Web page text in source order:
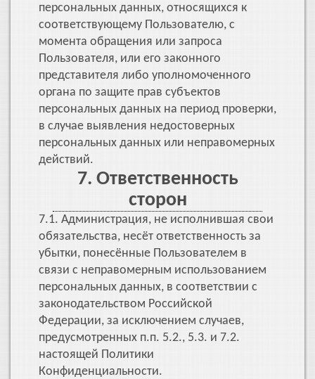
персональных данных, относящихся к
соответствующему Пользователю, с
момента обращения или запроса
Пользователя, или его законного
представителя либо уполномоченного
органа по защите прав субъектов
персональных данных на период проверки,
в случае выявления недостоверных
персональных данных или неправомерных
действий.
7. Ответственность
сторон
7.1. Администрация, не исполнившая свои
обязательства, несёт ответственность за
убытки, понесённые Пользователем в
связи с неправомерным использованием
персональных данных, в соответствии с
законодательством Российской
Федерации, за исключением случаев,
предусмотренных п.п. 5.2., 5.3. и 7.2.
настоящей Политики
Конфиденциальности.